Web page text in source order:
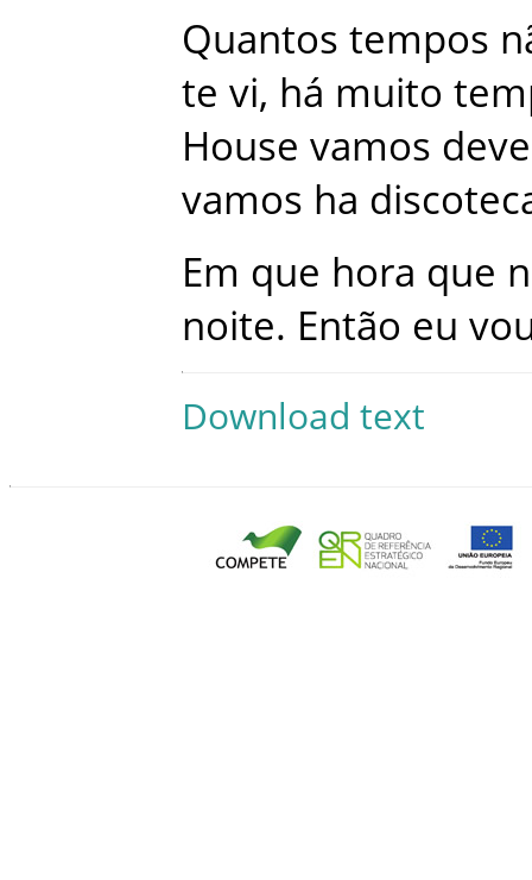
Quantos tempos
te vi, há muito
House vamos
vamos ha
Em que hora que
noite. Então eu
Download text